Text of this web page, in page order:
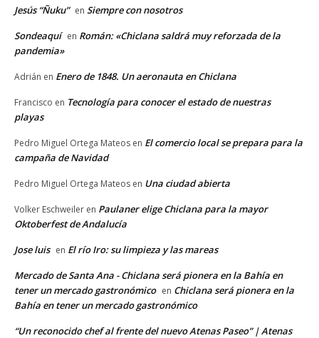
Jesús “Ñuku” en Siempre con nosotros
Sondeaquí en Román: «Chiclana saldrá muy reforzada de la
pandemia»
Adrián en Enero de 1848. Un aeronauta en Chiclana
Francisco en Tecnología para conocer el estado de nuestras
playas
Pedro Miguel Ortega Mateos en El comercio local se prepara para la
campaña de Navidad
Pedro Miguel Ortega Mateos en Una ciudad abierta
Volker Eschweiler en Paulaner elige Chiclana para la mayor
Oktoberfest de Andalucía
Jose luis en El río Iro: su limpieza y las mareas
Mercado de Santa Ana - Chiclana será pionera en la Bahía en
tener un mercado gastronómico en Chiclana será pionera en la
Bahía en tener un mercado gastronómico
“Un reconocido chef al frente del nuevo Atenas Paseo” | Atenas